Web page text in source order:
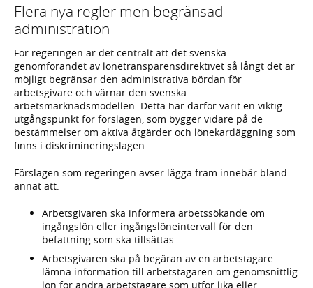
Flera nya regler men begränsad
administration
För regeringen är det centralt att det svenska
genomförandet av lönetransparensdirektivet så långt det är
möjligt begränsar den administrativa bördan för
arbetsgivare och värnar den svenska
arbetsmarknadsmodellen. Detta har därför varit en viktig
utgångspunkt för förslagen, som bygger vidare på de
bestämmelser om aktiva åtgärder och lönekartläggning som
finns i diskrimineringslagen.
Förslagen som regeringen avser lägga fram innebär bland
annat att:
Arbetsgivaren ska informera arbetssökande om
ingångslön eller ingångslöneintervall för den
befattning som ska tillsättas.
Arbetsgivaren ska på begäran av en arbetstagare
lämna information till arbetstagaren om genomsnittlig
lön för andra arbetstagare som utför lika eller